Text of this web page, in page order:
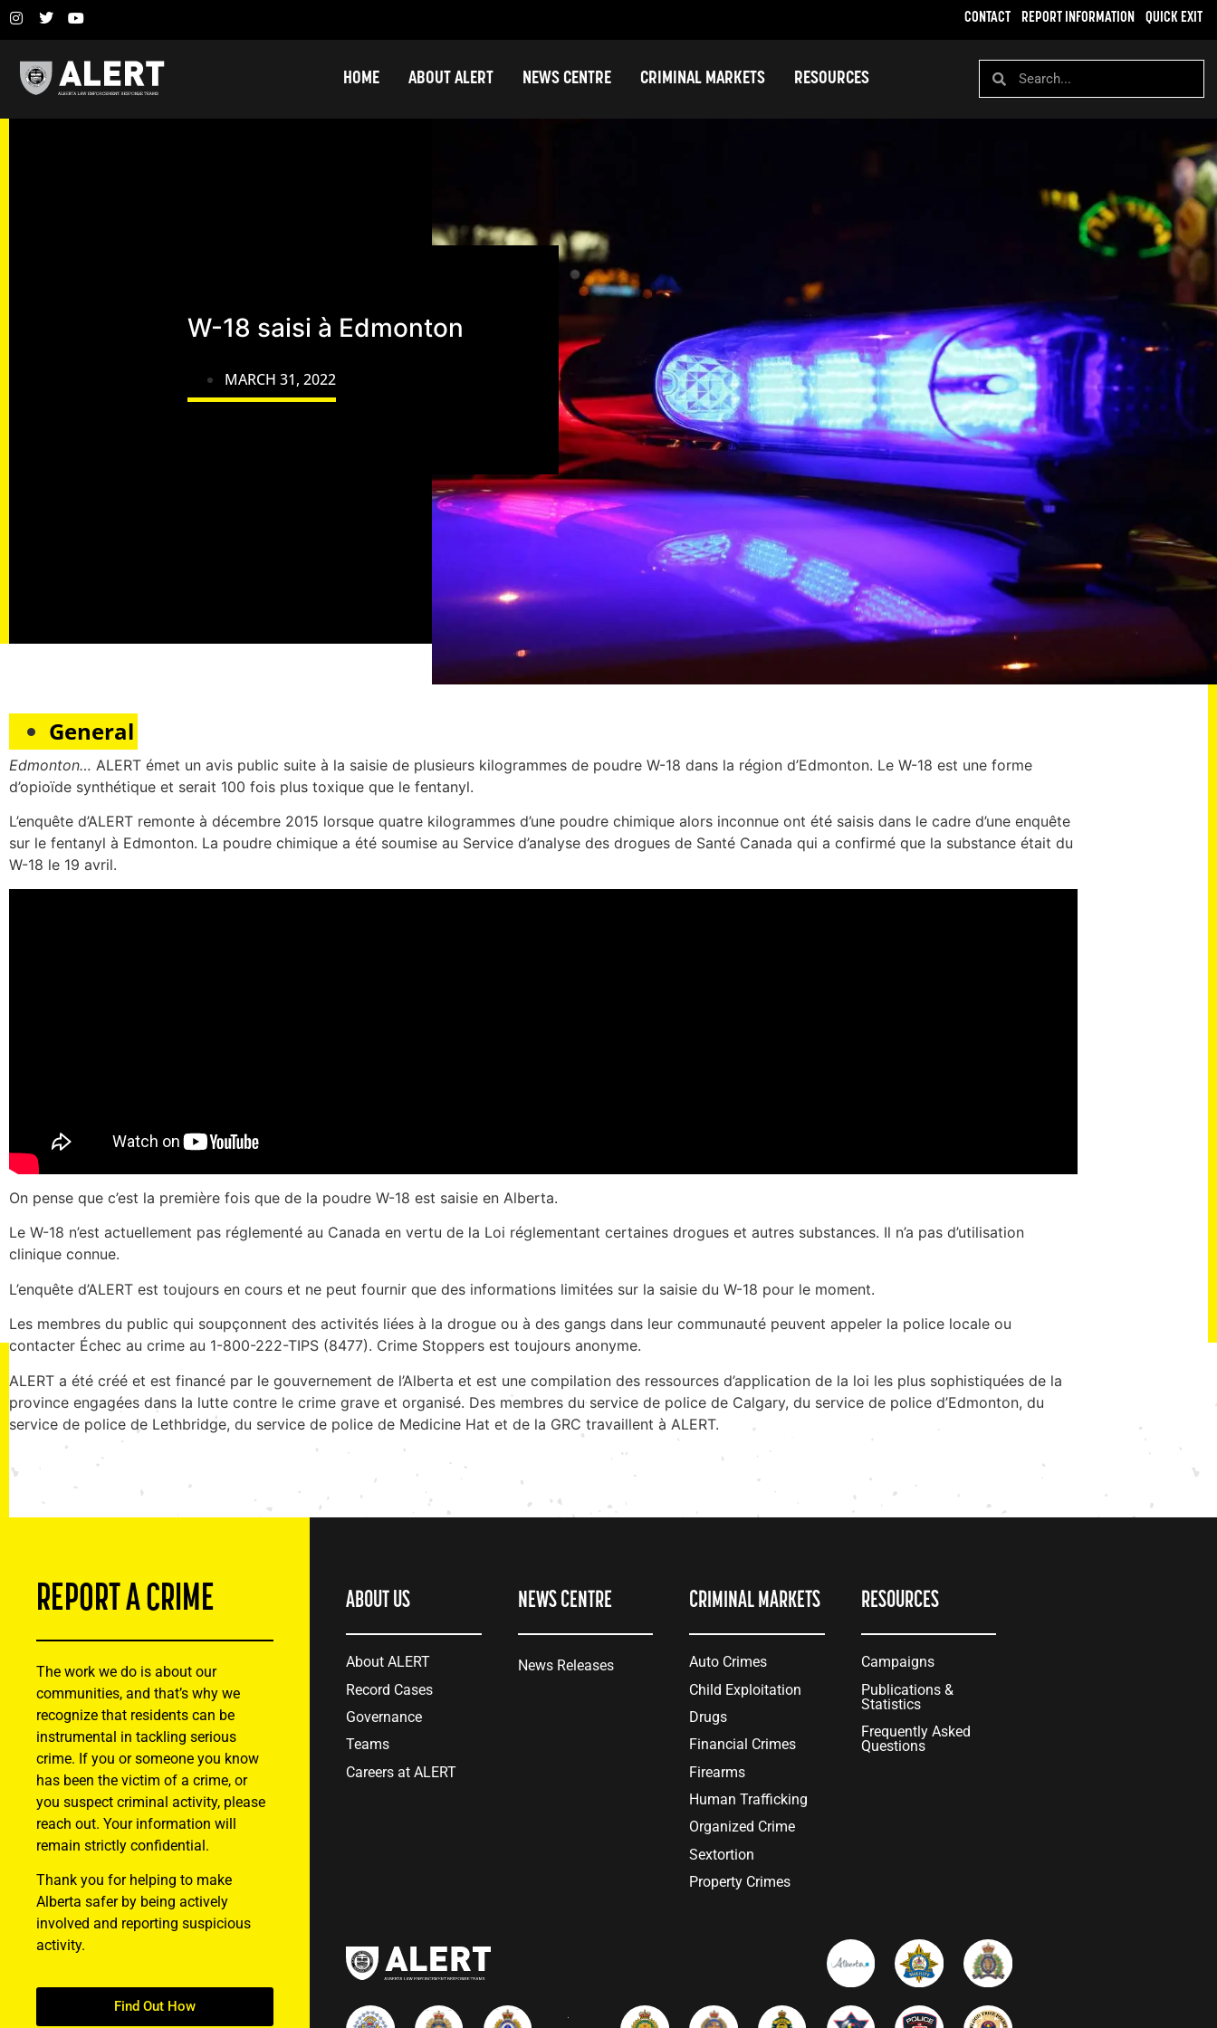
CONTACT REPORT INFORMATION QUICK EXIT
HOME ABOUT ALERT NEWS CENTRE CRIMINAL MARKETS RESOURCES
W-18 saisi à Edmonton
MARCH 31, 2022
General
Edmonton… ALERT émet un avis public suite à la saisie de plusieurs kilogrammes de poudre W-18 dans la région d’Edmonton. Le W-18 est une forme
d’opioïde synthétique et serait 100 fois plus toxique que le fentanyl.
L’enquête d’ALERT remonte à décembre 2015 lorsque quatre kilogrammes d’une poudre chimique alors inconnue ont été saisis dans le cadre d’une enquête
sur le fentanyl à Edmonton. La poudre chimique a été soumise au Service d’analyse des drogues de Santé Canada qui a confirmé que la substance était du
W-18 le 19 avril.
On pense que c’est la première fois que de la poudre W-18 est saisie en Alberta.
Le W-18 n’est actuellement pas réglementé au Canada en vertu de la Loi réglementant certaines drogues et autres substances. Il n’a pas d’utilisation
clinique connue.
L’enquête d’ALERT est toujours en cours et ne peut fournir que des informations limitées sur la saisie du W-18 pour le moment.
Les membres du public qui soupçonnent des activités liées à la drogue ou à des gangs dans leur communauté peuvent appeler la police locale ou
contacter Échec au crime au 1-800-222-TIPS (8477). Crime Stoppers est toujours anonyme.
ALERT a été créé et est financé par le gouvernement de l’Alberta et est une compilation des ressources d’application de la loi les plus sophistiquées de la
province engagées dans la lutte contre le crime grave et organisé. Des membres du service de police de Calgary, du service de police d’Edmonton, du
service de police de Lethbridge, du service de police de Medicine Hat et de la GRC travaillent à ALERT.
REPORT A CRIME
The work we do is about our
communities, and that’s why we
recognize that residents can be
instrumental in tackling serious
crime. If you or someone you know
has been the victim of a crime, or
you suspect criminal activity, please
reach out. Your information will
remain strictly confidential.
Thank you for helping to make
Alberta safer by being actively
involved and reporting suspicious
activity.
Find Out How
ABOUT US
About ALERT
Record Cases
Governance
Teams
Careers at ALERT
NEWS CENTRE
News Releases
CRIMINAL MARKETS
Auto Crimes
Child Exploitation
Drugs
Financial Crimes
Firearms
Human Trafficking
Organized Crime
Sextortion
Property Crimes
RESOURCES
Campaigns
Publications &
Statistics
Frequently Asked
Questions